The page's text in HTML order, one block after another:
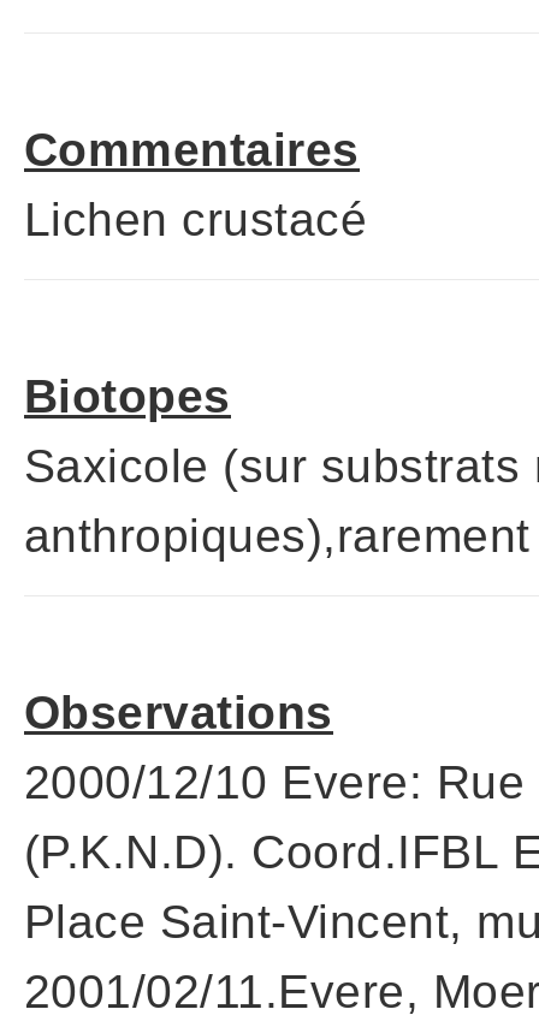
Commentaires
Lichen crustacé
Biotopes
Saxicole (sur substrats
Observations
2000/12/10 Evere:
(P.K.N.D). Coord.IFBL
Place Saint-Vincent,
2001/02/11.Evere,